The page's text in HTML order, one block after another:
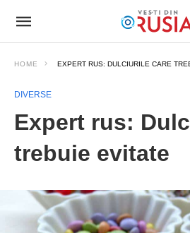
HOME EXPERT RUS: DULCIURILE CARE
DIVERSE
Expert rus:
trebuie evitate